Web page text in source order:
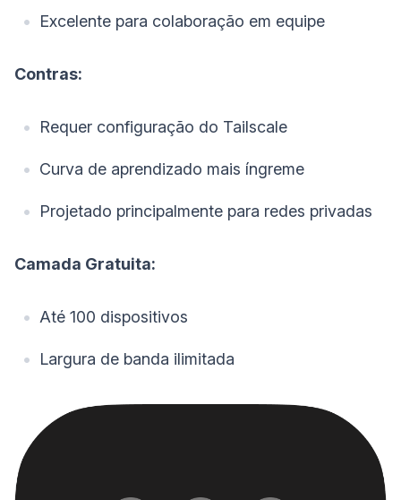
Excelente para colaboração em equipe
Contras:
Requer configuração do Tailscale
Curva de aprendizado mais íngreme
Projetado principalmente para redes privadas
Camada Gratuita:
Até 100 dispositivos
Largura de banda ilimitada